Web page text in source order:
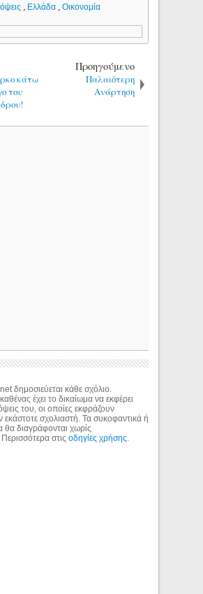
, Ελλάδα ,Οικονομία
κάτω
του
Προηγούμενο
Παλαιότερη
Ανάρτηση
δημοσιεύεται κάθε σχόλιο.
έχει το δικαίωμα να εκφέρει
του, οι οποίες εκφράζουν
εκάστοτε σχολιαστή. Τα συκοφαντικά ή
θα διαγράφονται χωρίς
στιςοδηγίες χρήσης.